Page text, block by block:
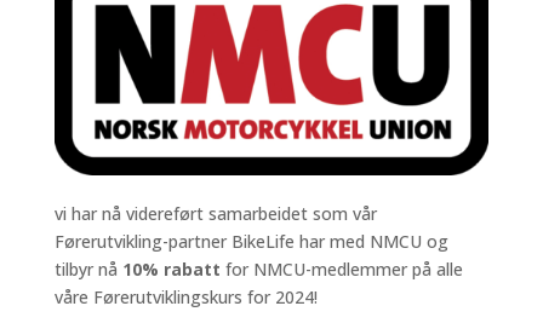
vi har nå videreført samarbeidet som vår
Førerutvikling-partner BikeLife har med NMCU og
tilbyr nå 10% rabatt for NMCU-medlemmer på alle
våre Førerutviklingskurs for 2024!